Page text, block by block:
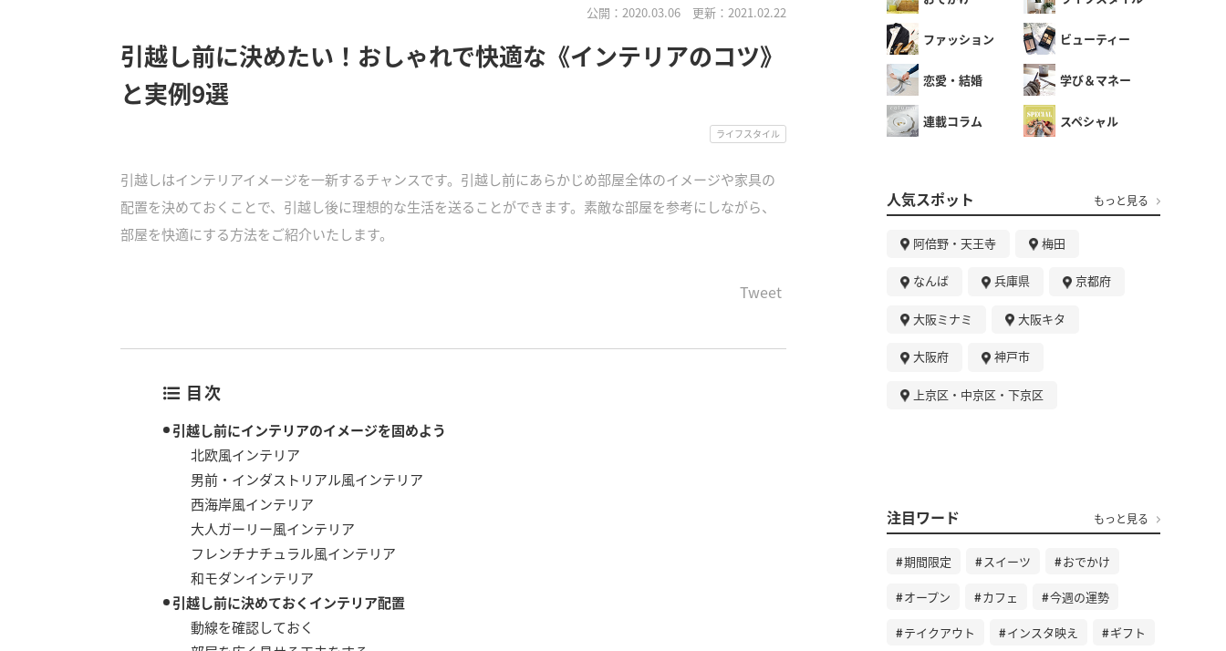
公開：2020.03.06 更新：2021.02.22
引越し前に決めたい！おしゃれで快適な《インテリアのコツ》
と実例9選
ライフスタイル
引越しはインテリアイメージを一新するチャンスです。引越し前にあらかじめ部屋全体のイメージや家具の
配置を決めておくことで、引越し後に理想的な生活を送ることができます。素敵な部屋を参考にしながら、
部屋を快適にする方法をご紹介いたします。
Tweet
目次
引越し前にインテリアのイメージを固めよう
北欧風インテリア
男前・インダストリアル風インテリア
西海岸風インテリア
大人ガーリー風インテリア
フレンチナチュラル風インテリア
和モダンインテリア
引越し前に決めておくインテリア配置
動線を確認しておく
ファッション ビューティー
恋愛・結婚 学び＆マネー
連載コラム スペシャル
人気スポット もっと見る
阿倍野・天王寺 梅田
なんば 兵庫県 京都府
大阪ミナミ 大阪キタ
大阪府 神戸市
上京区・中京区・下京区
注目ワード もっと見る
期間限定 スイーツ おでかけ
オープン カフェ 今週の運勢
テイクアウト インスタ映え ギフト